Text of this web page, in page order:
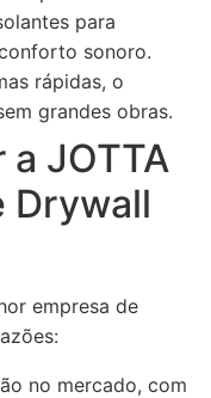
para
sonoro.
rápidas, o
grandes obras.
a JOTTA
Drywall
empresa de
no mercado, com